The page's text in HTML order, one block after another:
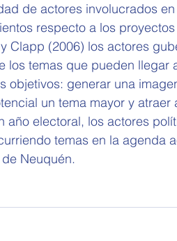
de actores involucrados
respecto a los
Clapp (2006) los actores
los temas que pueden llegar
objetivos: generar una
un tema mayor y
año electoral, los actores
temas en la agenda
Neuquén.